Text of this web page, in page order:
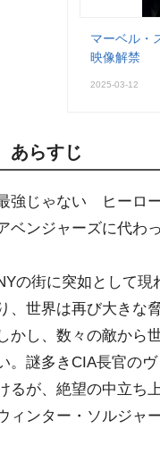
マーベル・
映像解禁
2025-03-12
あらすじ
強じゃない ヒーロ
ベンジャーズに代わ
の街に突如として現
、世界は再び大きな
かし、数々の敵から
。謎多きCIA長官の
るが、絶望の中立ち
ィンター・ソルジャ